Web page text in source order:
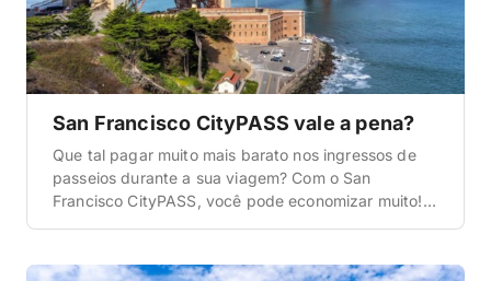
San Francisco CityPASS vale a pena?
Que tal pagar muito mais barato nos ingressos de
passeios durante a sua viagem? Com o San
Francisco CityPASS, você pode economizar muito!
É um guia atualizado, com tudo o que você precisa